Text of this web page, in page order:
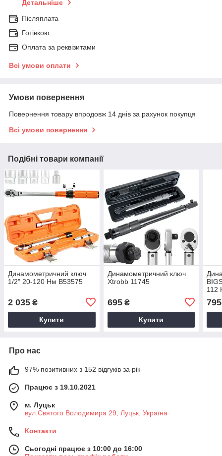
Детальніше
Післяплата
Готівкою
Оплата за реквізитами
Всі умови оплати
Умови повернення
Повернення товару впродовж 14 днів за рахунок покупця
Всі умови повернення
Подібні товари компанії
Динамометричний ключ
1/2" 20-120 Нм B53575
2 035 ₴
Купити
Динамометричний ключ
Xtrobb 11745
695₴
Купити
112
795
Про нас
97% позитивних з 152 відгуків за рік
Працює з 19.10.2021
м. Луцьк
вул.Святого Володимира 29, Луцьк, Україна
Контакти
Сьогодні працює з 10:00 до 16:00